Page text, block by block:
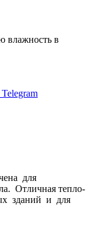
влажность в
Telegram
для
Отличная тепло-
зданий и для